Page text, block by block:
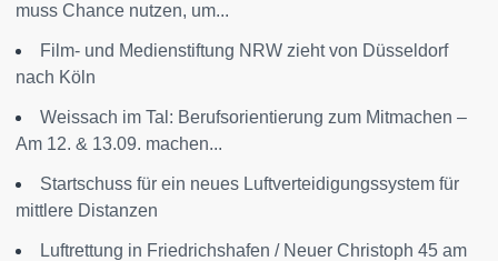
muss Chance nutzen, um...
Film- und Medienstiftung NRW zieht von Düsseldorf
nach Köln
Weissach im Tal: Berufsorientierung zum Mitmachen –
Am 12. & 13.09. machen...
Startschuss für ein neues Luftverteidigungssystem für
mittlere Distanzen
Luftrettung in Friedrichshafen / Neuer Christoph 45 am